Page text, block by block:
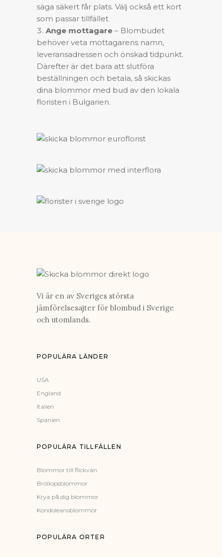
säga säkert får plats. Välj också ett kort
som passar tillfället
Ange mottagare – Blombudet
behöver veta mottagarens namn,
leveransadressen och önskad tidpunkt.
Därefter är det bara att slutföra
beställningen och betala, så skickas
dina blommor med bud av den lokala
floristen i Bulgarien.
Vi är en av Sveriges största
jämförelsesajter för blombud i Sverige
och utomlands.
POPULÄRA LÄNDER
USA
England
Italien
Spanien
POPULÄRA TILLFÄLLEN
Blommor till flickvän
Bröllopsblommor
Krya på dig blommor
Kondoleansblommor
POPULÄRA ORTER